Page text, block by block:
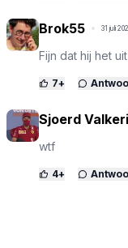
Brok55 31 juli
Fijn dat hij het
7+
Sjoerd
wtf
4+